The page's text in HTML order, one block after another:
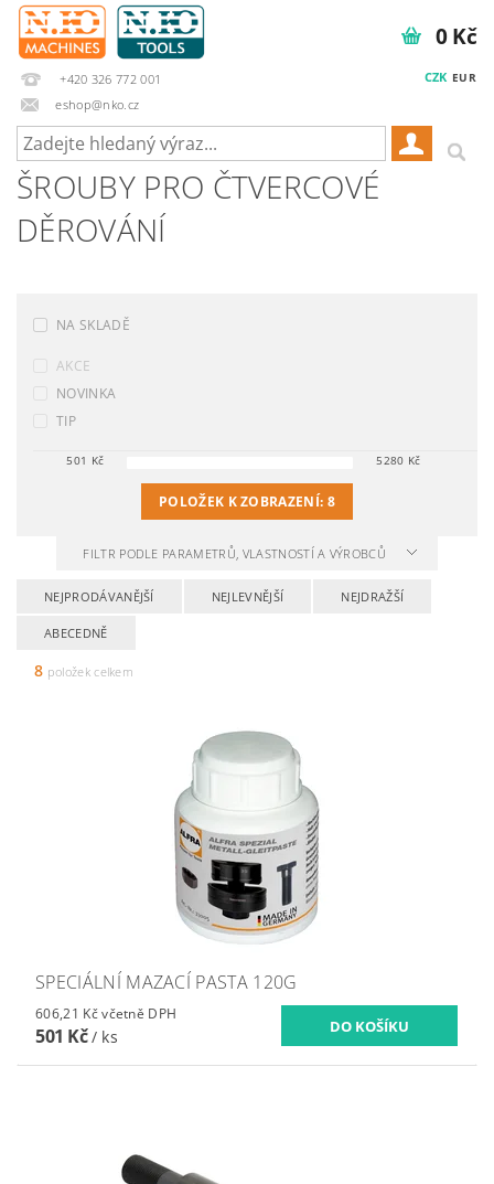
+420 326 772 001
eshop@nko.cz
CZK EUR
0 Kč
ŠROUBY PRO ČTVERCOVÉ
DĚROVÁNÍ
NA SKLADĚ
AKCE
NOVINKA
TIP
501 Kč 5280 Kč
POLOŽEK K ZOBRAZENÍ: 8
FILTR PODLE PARAMETRŮ, VLASTNOSTÍ A VÝROBCŮ
NEJPRODÁVANĚJŠÍ NEJLEVNĚJŠÍ NEJDRAŽŠÍ
ABECEDNĚ
8 položek celkem
SPECIÁLNÍ MAZACÍ PASTA 120G
606,21 Kč včetně DPH
501 Kč/ ks